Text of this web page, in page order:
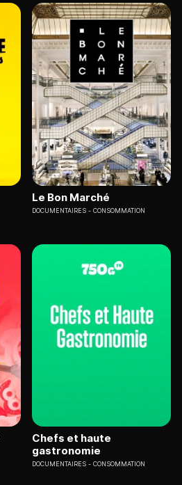
Le Bon Marché
DOCUMENTAIRES CONSOMMATION
Chefs et haute
gastronomie
DOCUMENTAIRES CONSOMMATION